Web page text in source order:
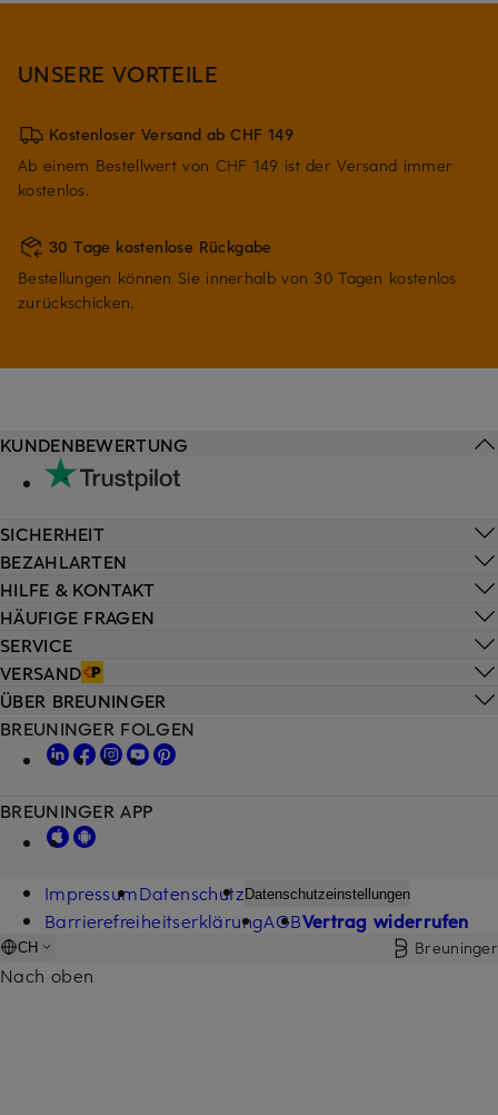
UNSERE VORTEILE
Kostenloser Versand ab CHF 149
Ab einem Bestellwert von CHF 149 ist der Versand immer
kostenlos.
30 Tage kostenlose Rückgabe
Bestellungen können Sie innerhalb von 30 Tagen kostenlos
zurückschicken.
HILFE & KONTAKT
HÄUFIGE FRAGEN
SERVICE
VERSAND
KUNDENBEWERTUNG
SICHERHEIT
BEZAHLARTEN
ÜBER BREUNINGER
BREUNINGER FOLGEN
BREUNINGER APP
ImpressumDatenschutzDatenschutzeinstellungen
BarrierefreiheitserklärungAGBVertrag widerrufen
CH Breuninger
Nach oben